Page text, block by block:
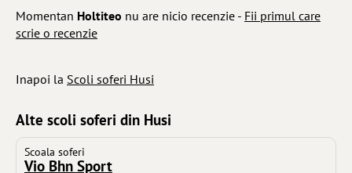
Momentan Holtiteo nu are nicio recenzie - Fii primul care
scrie o recenzie
Inapoi la Scoli soferi Husi
Alte scoli soferi din Husi
Scoala soferi
Vio Bhn Sport